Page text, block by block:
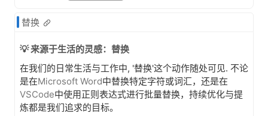
替换
💡 来源于生活的灵感：替换
在我们的日常生活与工作中, '替换'这个动作随处可见. 不论
是在Microsoft Word中替换特定字符或词汇，还是在
VSCode中使用正则表达式进行批量替换，持续优化与提
炼都是我们追求的目标。